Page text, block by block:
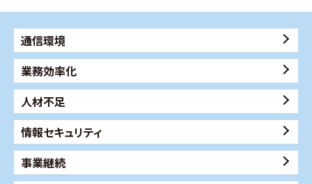
通信環境
業務効率化
人材不足
情報セキュリティ
事業継続